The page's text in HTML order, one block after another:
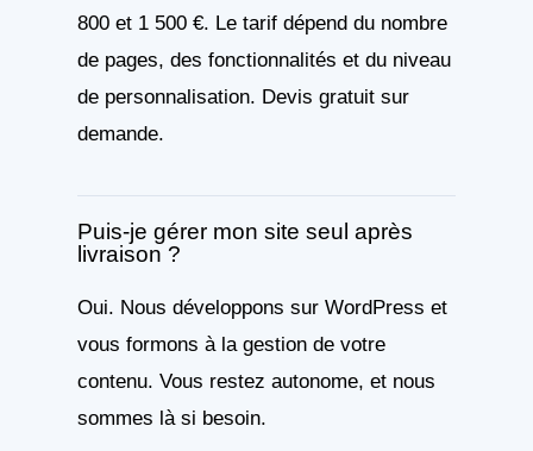
800 et 1 500 €. Le tarif dépend du nombre
de pages, des fonctionnalités et du niveau
de personnalisation. Devis gratuit sur
demande.
Puis-je gérer mon site seul après
livraison ?
Oui. Nous développons sur WordPress et
vous formons à la gestion de votre
contenu. Vous restez autonome, et nous
sommes là si besoin.